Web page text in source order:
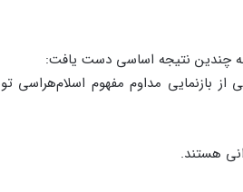
چندین نتیجه اساسی دست یافت:
بازنمایی مداوم مفهوم
هستند.